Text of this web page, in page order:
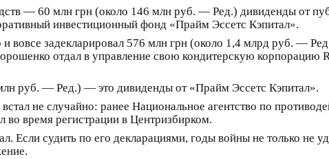
— 60 млн грн (около 146 млн руб. — Ред.) дивиденды от
инвестиционный фонд «Прайм Эссетс Кэпитал».
вовсе задекларировал 576 млн грн (около 1,4 млрд руб. —
отдал в управление свою кондитерскую корпорацию
руб. — Ред.) — это дивиденды от «Прайм Эссетс Кэпитал».
не случайно: ранее Национальное агентство по
во время регистрации в Центризбирком.
Если судить по его декларациями, годы войны не только не